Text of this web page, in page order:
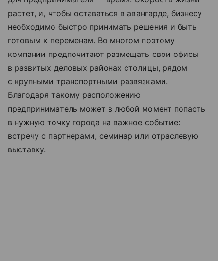
растет, и, чтобы оставаться в авангарде, бизнесу
необходимо быстро принимать решения и быть
готовым к переменам. Во многом поэтому
компании предпочитают размещать свои офисы
в развитых деловых районах столицы, рядом
с крупными транспортными развязками.
Благодаря такому расположению
предприниматель может в любой момент попасть
в нужную точку города на важное событие:
встречу с партнерами, семинар или отраслевую
выставку.